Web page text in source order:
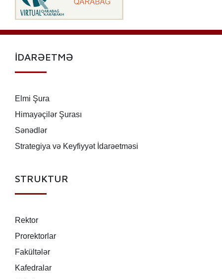
İDARƏETMƏ
Elmi Şura
Himayəçilər Şurası
Sənədlər
Strategiya və Keyfiyyət İdarəetməsi
STRUKTUR
Rektor
Prorektorlar
Fakültələr
Kafedralar